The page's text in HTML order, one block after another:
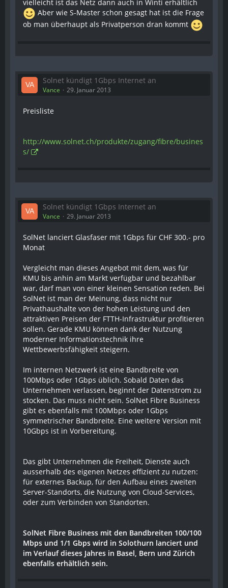
vielleicht ist das Netz dann auch in Winti erhältlich
Aber wie S-Master schon gesagt hat ist die Frage
ob man überhaupt als Privatperson dran kommt
Solnet kündigt 1Gbps Internet an
Vance 29. Januar 2013
Preisliste
http://www.solnet.ch/produkte/zugang/fibre/busines
s/
Solnet kündigt 1Gbps Internet an
Vance 29. Januar 2013
SolNet lanciert Glasfaser mit 1Gbps für CHF 300.- pro
Monat
Vergleicht man dieses Angebot mit dem, was für
KMU bis anhin am Markt verfügbar und bezahlbar
war, darf man von einer kleinen Sensation reden. Bei
SolNet ist man der Meinung, dass nicht nur
Privathaushalte von der hohen Leistung und den
attraktiven Preisen der FTTH-Infrastruktur profitieren
sollen. Gerade KMU können dank der Nutzung
moderner Informationstechnik ihre
Wettbewerbsfähigkeit steigern.
Im internen Netzwerk ist eine Bandbreite von
100Mbps oder 1Gbps üblich. Sobald Daten das
Unternehmen verlassen, beginnt der Datenstrom zu
stocken. Das muss nicht sein. SolNet Fibre Business
gibt es ebenfalls mit 100Mbps oder 1Gbps
symmetrischer Bandbreite. Eine weitere Version mit
10Gbps ist in Vorbereitung.
Das gibt Unternehmen die Freiheit, Dienste auch
ausserhalb des eigenen Netzes effizient zu nutzen:
für externes Backup, für den Aufbau eines zweiten
Server-Standorts, die Nutzung von Cloud-Services,
oder zum Verbinden von Standorten.
SolNet Fibre Business mit den Bandbreiten 100/100
Mbps und 1/1 Gbps wird in Solothurn lanciert und
im Verlauf dieses Jahres in Basel, Bern und Zürich
ebenfalls erhältlich sein.